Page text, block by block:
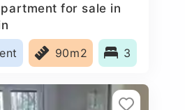
for sale in
90m2 3